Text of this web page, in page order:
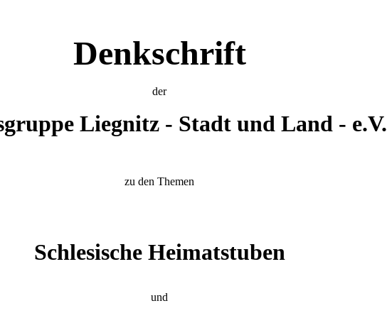
Denkschrift
der
Liegnitz - Stadt und Land - e.V.
zu den Themen
Schlesische Heimatstuben
und